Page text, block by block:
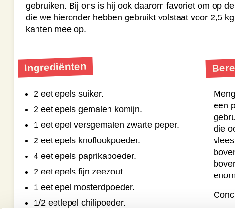
gebruiken. Bij ons is hij ook daarom favoriet om op de
die we hieronder hebben gebruikt volstaat voor 2,5
kanten mee op.
Ingrediënten
2 eetlepels suiker.
2 eetlepels gemalen komijn.
1 eetlepel versgemalen zwarte peper.
2 eetlepels knoflookpoeder.
4 eetlepels paprikapoeder.
2 eetlepels fijn zeezout.
1 eetlepel mosterdpoeder.
1/2 eetlepel chilipoeder.
een
die